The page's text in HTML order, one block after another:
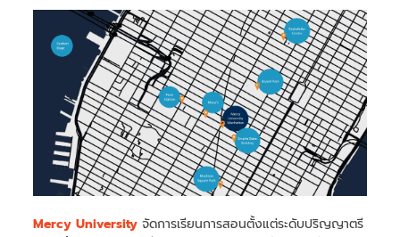
Mercy University จัดการเรียนการสอนตั้งแต่ระดับปริญญาตรี